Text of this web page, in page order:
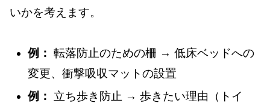
いかを考えます。
例： 転落防止のための柵 → 低床ベッドへの
変更、衝撃吸収マットの設置
例：
立ち歩き防止 → 歩きたい理由（トイ